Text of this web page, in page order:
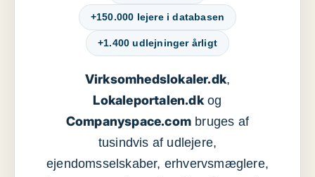
+150.000 lejere i databasen
+1.400 udlejninger årligt
Virksomhedslokaler.dk,
Lokaleportalen.dkog
Companyspace.com bruges af
tusindvis af udlejere,
ejendomsselskaber, erhvervsmæglere,